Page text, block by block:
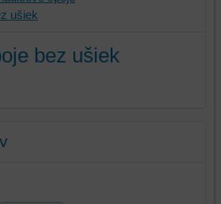
ušiek
bez ušiek